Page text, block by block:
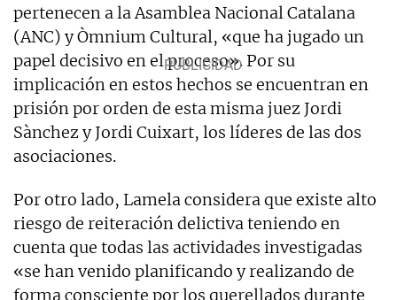
pertenecen a la Asamblea Nacional Catalana
(ANC) y Òmnium Cultural, «que ha jugado un
papel decisivo en el proceso». Por su
implicación en estos hechos se encuentran en
prisión por orden de esta misma juez Jordi
Sànchez y Jordi Cuixart, los líderes de las dos
asociaciones.
Por otro lado, Lamela considera que existe alto
riesgo de reiteración delictiva teniendo en
cuenta que todas las actividades investigadas
«se han venido planificando y realizando de
forma consciente por los querellados durante